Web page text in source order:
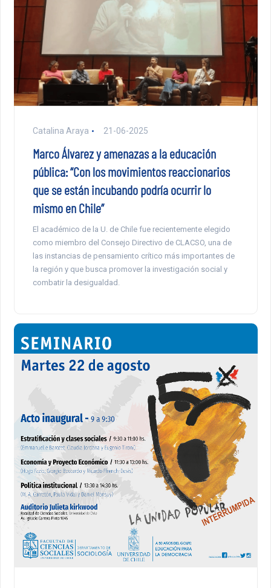
Catalina Araya 21-06-2025
Marco Álvarez y amenazas a la educación
pública: “Con los movimientos reaccionarios
que se están incubando podría ocurrir lo
mismo en Chile”
El académico de la U. de Chile fue recientemente elegido
como miembro del Consejo Directivo de CLACSO, una de
las instancias de pensamiento crítico más importantes de
la región y que busca promover la investigación social y
combatir la desigualdad.